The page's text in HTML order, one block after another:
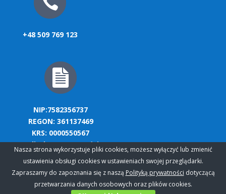
+48 509 769 123
NIP:7582356737
REGON: 361137469
KRS: 0000550567
polityka prywatności
Nasza strona wykorzystuje pliki cookies, możesz wyłączyć lub zmienić
ustawienia obsługi cookies w ustawieniach swojej przeglądarki.
Zapraszamy do zapoznania się z naszą Polityką prywatności dotyczącą
przetwarzania danych osobowych oraz plików cookies.